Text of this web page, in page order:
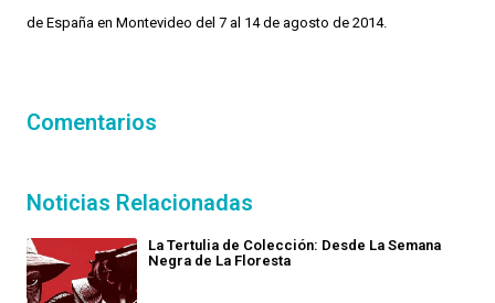
de España en Montevideo del 7 al 14 de agosto de 2014.
Comentarios
Noticias Relacionadas
La Tertulia de Colección: Desde La Semana
Negra de La Floresta